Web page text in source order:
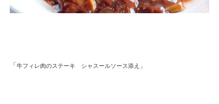
「牛フィレ肉のステーキ シャスールソース添え」